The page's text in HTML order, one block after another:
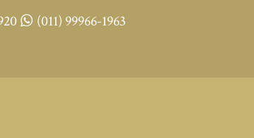
(011) 99966-1963